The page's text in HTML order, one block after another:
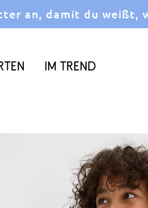
an, damit du weißt,
Im Trend